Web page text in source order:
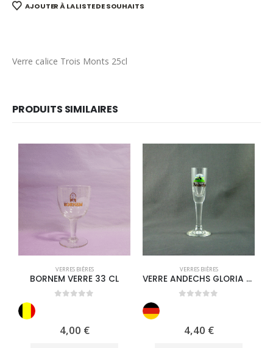
AJOUTER À LA LISTE DE SOUHAITS
Verre calice Trois Monts 25cl
PRODUITS SIMILAIRES
VERRES BIÈRES
BORNEM VERRE 33 CL
4,00 €
VERRES BIÈRES
VERRE ANDECHS GLORIA 2CL
4,40 €